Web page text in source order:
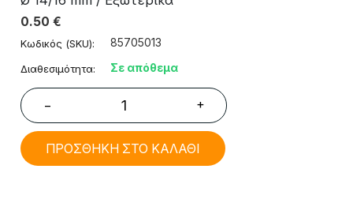
0.50 €
Κωδικός (SKU): 85705013
Διαθεσιμότητα: Σε απόθεμα
− +
ΠΡΟΣΘΗΚΗ ΣΤΟ ΚΑΛΑΘΙ